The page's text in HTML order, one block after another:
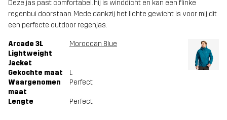
Deze jas past comfortabel. hij is winddicht en kan een flinke
regenbui doorstaan. Mede dankzij het lichte gewicht is voor mij dit
een perfecte outdoor regenjas.
Arcade 3L
Lightweight
Jacket
Moroccan Blue
Gekochte maat
L
Waargenomen
maat
Perfect
Lengte Perfect